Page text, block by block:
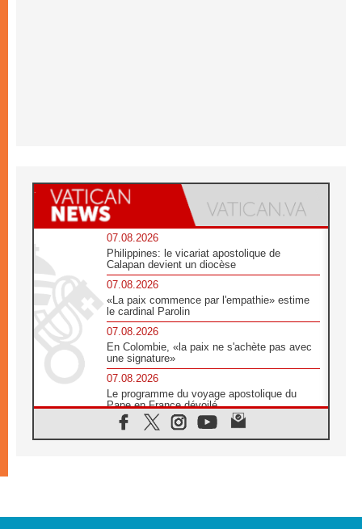
07.08.2026
Philippines: le vicariat apostolique de
Calapan devient un diocèse
07.08.2026
«La paix commence par l'empathie» estime
le cardinal Parolin
07.08.2026
En Colombie, «la paix ne s'achète pas avec
une signature»
07.08.2026
Le programme du voyage apostolique du
Pape en France dévoilé
07.08.2026
1ère Conférence continentale sur l'éducation
07.08.2026